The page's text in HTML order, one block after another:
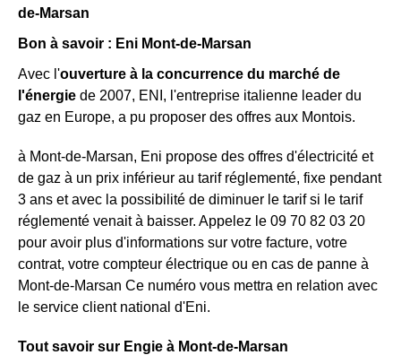
de-Marsan
Bon à savoir : Eni Mont-de-Marsan
Avec l'ouverture à la concurrence du marché de
l'énergie de 2007, ENI, l'entreprise italienne leader du
gaz en Europe, a pu proposer des offres aux Montois.
à Mont-de-Marsan, Eni propose des offres d'électricité et
de gaz à un prix inférieur au tarif réglementé, fixe pendant
3 ans et avec la possibilité de diminuer le tarif si le tarif
réglementé venait à baisser. Appelez le 09 70 82 03 20
pour avoir plus d'informations sur votre facture, votre
contrat, votre compteur électrique ou en cas de panne à
Mont-de-Marsan Ce numéro vous mettra en relation avec
le service client national d'Eni.
Tout savoir sur Engie à Mont-de-Marsan